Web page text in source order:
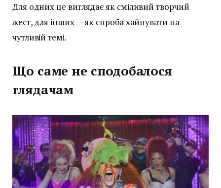
Для одних це виглядає як сміливий творчий
жест, для інших — як спроба хайпувати на
чутливій темі.
Що саме не сподобалося
глядачам